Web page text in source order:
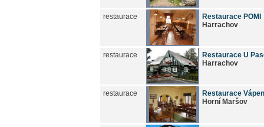
restaurace
Restaurace POMI
Harrachov
restaurace
Restaurace U
Harrachov
restaurace
Restaurace
Horní Maršov